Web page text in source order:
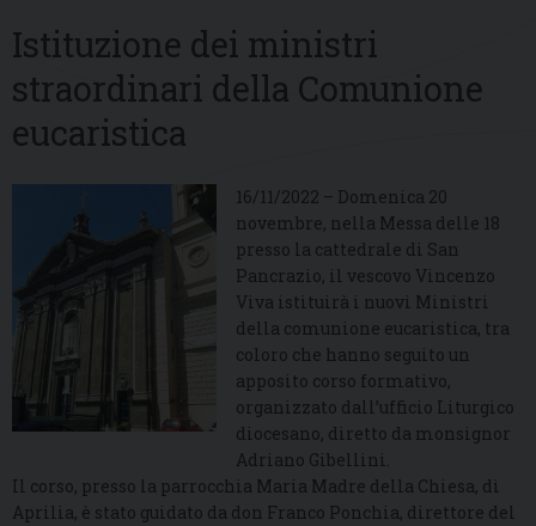
Istituzione dei ministri
straordinari della Comunione
eucaristica
16/11/2022 – Domenica 20
novembre, nella Messa delle 18
presso la cattedrale di San
Pancrazio, il vescovo Vincenzo
Viva istituirà i nuovi Ministri
della comunione eucaristica, tra
coloro che hanno seguito un
apposito corso formativo,
organizzato dall’ufficio Liturgico
diocesano, diretto da monsignor
Adriano Gibellini.
Il corso, presso la parrocchia Maria Madre della Chiesa, di
Aprilia, è stato guidato da don Franco Ponchia, direttore del